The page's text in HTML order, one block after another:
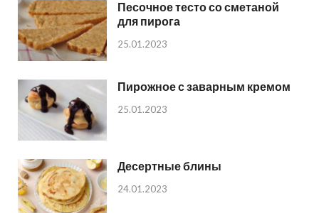
Песочное тесто со сметаной
для пирога
25.01.2023
Пирожное с заварным кремом
25.01.2023
Десертные блины
24.01.2023